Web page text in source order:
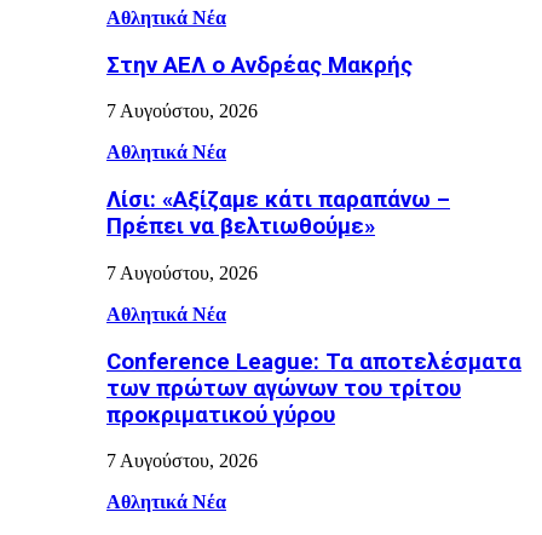
Αθλητικά Νέα
Στην ΑΕΛ ο Ανδρέας Μακρής
7 Αυγούστου, 2026
Αθλητικά Νέα
Λίσι: «Αξίζαμε κάτι παραπάνω –
Πρέπει να βελτιωθούμε»
7 Αυγούστου, 2026
Αθλητικά Νέα
Conference League: Τα αποτελέσματα
των πρώτων αγώνων του τρίτου
προκριματικού γύρου
7 Αυγούστου, 2026
Αθλητικά Νέα